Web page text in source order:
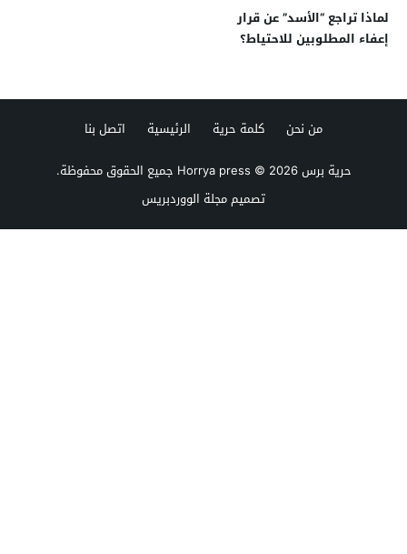
لماذا تراجع “الأسد” عن قرار
إعفاء المطلوبين للاحتياط؟
من نحن كلمة حرية الرئيسية
اتصل بنا
حرية برس Horrya press© 2026 جميع الحقوق محفوظة.
تصميممجلة الووردبريس